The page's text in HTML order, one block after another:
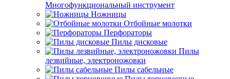
Многофункциональный инструмент
Ножницы
Отбойные молотки
Перфораторы
Пилы дисковые
Пилы
лезвийные, электроножовки
Пилы сабельные